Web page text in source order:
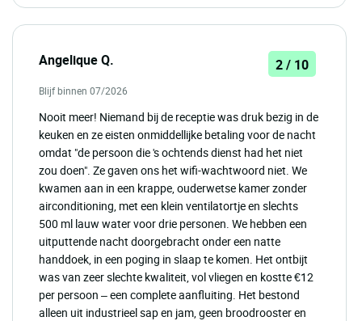
Angelique Q. 2 / 10
Blijf binnen 07/2026
Nooit meer! Niemand bij de receptie was druk bezig in de
keuken en ze eisten onmiddellijke betaling voor de nacht
omdat "de persoon die 's ochtends dienst had het niet
zou doen". Ze gaven ons het wifi-wachtwoord niet. We
kwamen aan in een krappe, ouderwetse kamer zonder
airconditioning, met een klein ventilatortje en slechts
500 ml lauw water voor drie personen. We hebben een
uitputtende nacht doorgebracht onder een natte
handdoek, in een poging in slaap te komen. Het ontbijt
was van zeer slechte kwaliteit, vol vliegen en kostte €12
per persoon – een complete aanfluiting. Het bestond
alleen uit industrieel sap en jam, geen broodrooster en